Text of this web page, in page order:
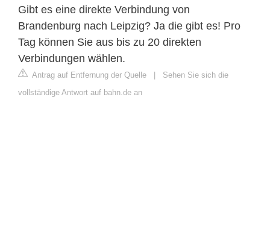
Gibt es eine direkte Verbindung von
Brandenburg nach Leipzig? Ja die gibt es! Pro
Tag können Sie aus bis zu 20 direkten
Verbindungen wählen.
Antrag auf Entfernung der Quelle | Sehen Sie sich die
vollständige Antwort auf bahn.de an